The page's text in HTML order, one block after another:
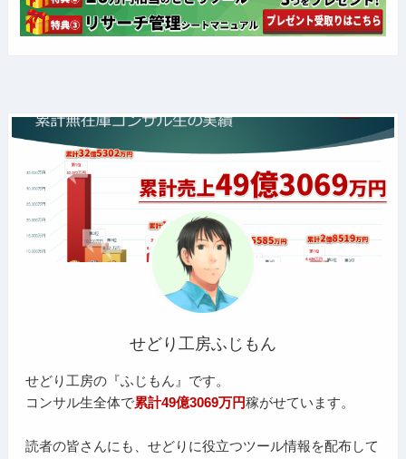
せどり工房ふじもん
せどり工房の『ふじもん』です。
コンサル生全体で累計49億3069万円稼がせています。
読者の皆さんにも、せどりに役立つツール情報を配布して